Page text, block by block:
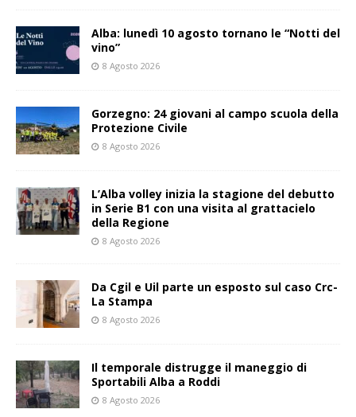
Alba: lunedì 10 agosto tornano le “Notti del
vino”
8 Agosto 2026
Gorzegno: 24 giovani al campo scuola della
Protezione Civile
8 Agosto 2026
L’Alba volley inizia la stagione del debutto
in Serie B1 con una visita al grattacielo
della Regione
8 Agosto 2026
Da Cgil e Uil parte un esposto sul caso Crc-
La Stampa
8 Agosto 2026
Il temporale distrugge il maneggio di
Sportabili Alba a Roddi
8 Agosto 2026